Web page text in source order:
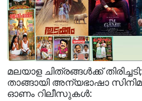
മലയാള ചിത്രങ്ങൾക്ക്
താങ്ങായി അന്യഭാഷാ
ഓണം റിലീസുകൾ: